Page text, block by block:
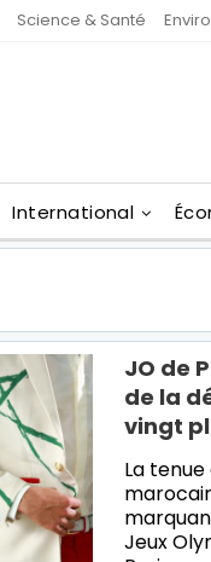
Science & Santé
International
JO de
de la
vingt
La
Jeux